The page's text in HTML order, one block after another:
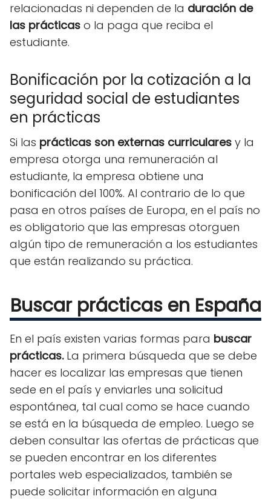
relacionadas ni dependen de la duración de
las prácticas o la paga que reciba el
estudiante.
Bonificación por la cotización a la
seguridad social de estudiantes
en prácticas
Si las prácticas son externas curriculares y la
empresa otorga una remuneración al
estudiante, la empresa obtiene una
bonificación del 100%. Al contrario de lo que
pasa en otros países de Europa, en el país no
es obligatorio que las empresas otorguen
algún tipo de remuneración a los estudiantes
que están realizando su práctica.
Buscar prácticas en España
En el país existen varias formas para buscar
prácticas.La primera búsqueda que se debe
hacer es localizar las empresas que tienen
sede en el país y enviarles una solicitud
espontánea, tal cual como se hace cuando
se está en la búsqueda de empleo. Luego se
deben consultar las ofertas de prácticas que
se pueden encontrar en los diferentes
portales web especializados, también se
puede solicitar información en alguna